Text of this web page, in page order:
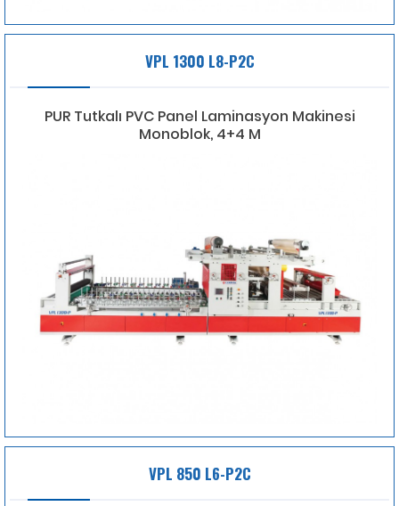
VPL 1300 L8-P2C
PUR Tutkalı PVC Panel Laminasyon Makinesi
Monoblok, 4+4 M
VPL 850 L6-P2C